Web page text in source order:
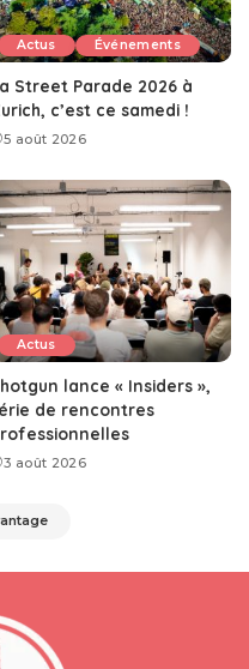
Actus Événements
Street Parade 2026 à
c’est ce samedi !
5 août 2026
Actus
lance « Insiders »,
de rencontres
3 août 2026